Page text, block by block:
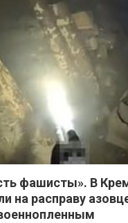
фашисты». В
на расправу